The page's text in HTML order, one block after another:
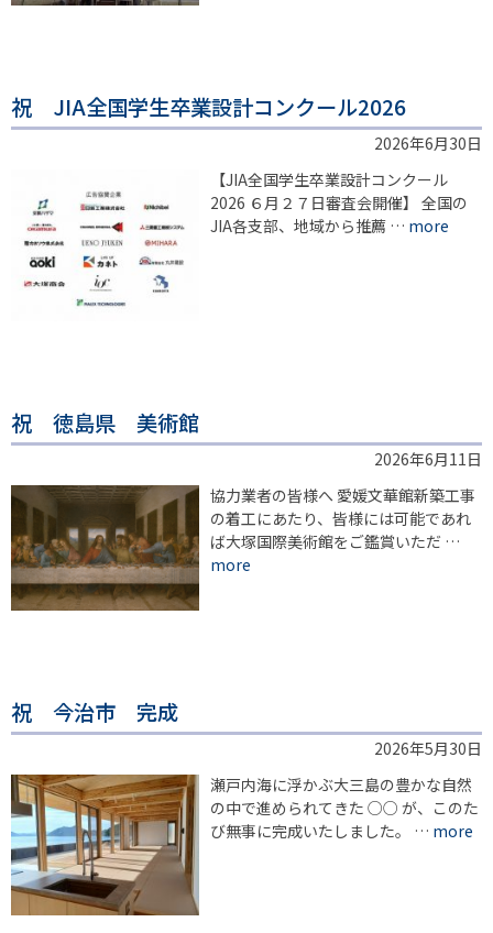
祝 JIA全国学生卒業設計コンクール2026
2026年6月30日
【JIA全国学生卒業設計コンクール
2026 ６月２７日審査会開催】 全国の
JIA各支部、地域から推薦 … more
祝 徳島県 美術館
2026年6月11日
協力業者の皆様へ 愛媛文華館新築工事
の着工にあたり、皆様には可能であれ
ば大塚国際美術館をご鑑賞いただ …
more
祝 今治市 完成
2026年5月30日
瀬戸内海に浮かぶ大三島の豊かな自然
の中で進められてきた ○○ が、このた
び無事に完成いたしました。 … more